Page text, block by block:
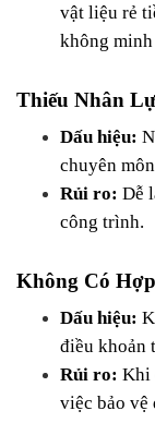
vật liệu rẻ
không minh
Thiếu Nhân
Dấu hiệu:
chuyên
Rủi ro: Dễ
công trình.
Không Có
Dấu hiệu:
điều khoản
Rủi ro: Khi
việc bảo vệ